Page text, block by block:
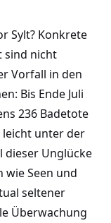
Sylt? Konkrete
sind nicht
Vorfall in den
Bis Ende Juli
236 Badetote
leicht unter der
dieser Unglücke
wie Seen und
seltener
Überwachung